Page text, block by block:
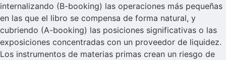
internalizando (B-booking) las operaciones más pequeñas
en las que el libro se compensa de forma natural, y
cubriendo (A-booking) las posiciones significativas o las
exposiciones concentradas con un proveedor de liquidez.
Los instrumentos de materias primas crean un riesgo de